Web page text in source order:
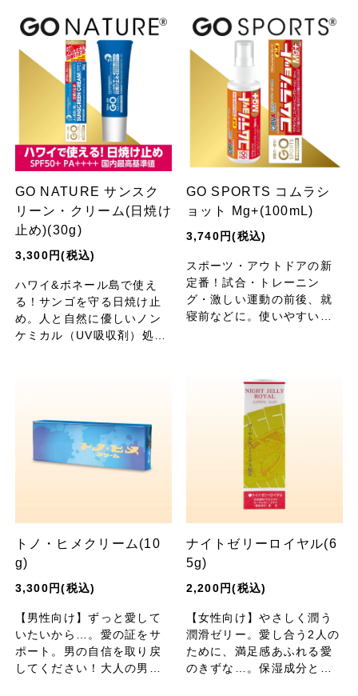
をまもります。
り、なめらか肌に。
GO NATURE サンスク
リーン・クリーム(日焼け
止め)(30g)
3,300円(税込)
ハワイ&ボネール島で使え
る！サンゴを守る日焼け止
め。人と自然に優しいノン
ケミカル（UV吸収剤）処
ョナル・グレード】
GO SPORTS コムラシ
ョット Mg+(100mL)
3,740円(税込)
スポーツ・アウトドアの新
定番！試合・トレーニン
グ・激しい運動の前後、就
寝前などに。使いやすいス
ョット！【日本デフビーチ
バレーボール協会 共同開
トノ・ヒメクリーム(10
g)
3,300円(税込)
【男性向け】ずっと愛して
いたいから…。愛の証をサ
ポート。男の自信を取り戻
してください！大人の男女
ナイトゼリーロイヤル(6
5g)
2,200円(税込)
【女性向け】やさしく潤う
潤滑ゼリー。愛し合う2人の
ために、満足感あふれる愛
のきずな…。保湿成分とし